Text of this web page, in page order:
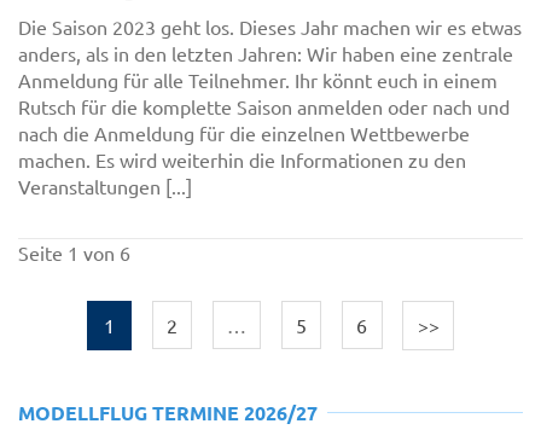
Die Saison 2023 geht los. Dieses Jahr machen wir es etwas
anders, als in den letzten Jahren: Wir haben eine zentrale
Anmeldung für alle Teilnehmer. Ihr könnt euch in einem
Rutsch für die komplette Saison anmelden oder nach und
nach die Anmeldung für die einzelnen Wettbewerbe
machen. Es wird weiterhin die Informationen zu den
Veranstaltungen [...]
Seite 1 von 6
1 2 … 5 6 >>
MODELLFLUG TERMINE 2026/27